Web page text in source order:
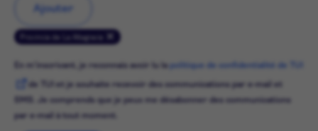
Ajouter
Provincia de La Altagracia
En m'inscrivant, je reconnais avoir lu la politique de confidentialité de TUI
de TUI et je souhaite recevoir des communications par e-mail et
SMS. Je comprends que je peux me désabonner des communications
par e-mail à tout moment.